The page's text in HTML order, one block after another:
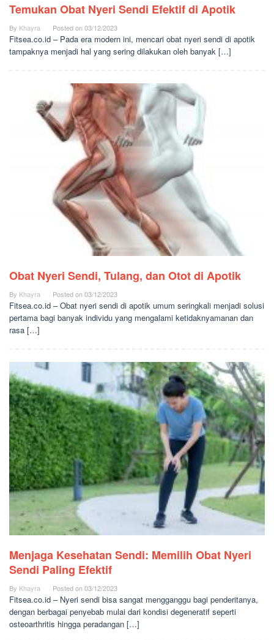
Temukan Obat Nyeri Sendi Efektif di Apotik
By Khayra Posted on03/12/2023
Fitsea.co.id – Pada era modern ini, mencari obat nyeri sendi di apotik
tampaknya menjadi hal yang sering dilakukan oleh banyak […]
Obat Nyeri Sendi, Tulang, dan Otot di Apotik
By Khayra Posted on03/12/2023
Fitsea.co.id – Obat nyeri sendi di apotik umum seringkali menjadi solusi
pertama bagi banyak individu yang mengalami ketidaknyamanan dan
rasa […]
Menjaga Kesehatan Sendi: Memilih Obat Nyeri
Sendi Paling Efektif
By Khayra Posted on03/12/2023
Fitsea.co.id – Nyeri sendi bisa sangat mengganggu bagi penderitanya,
dengan berbagai penyebab mulai dari kondisi degeneratif seperti
osteoarthritis hingga peradangan […]